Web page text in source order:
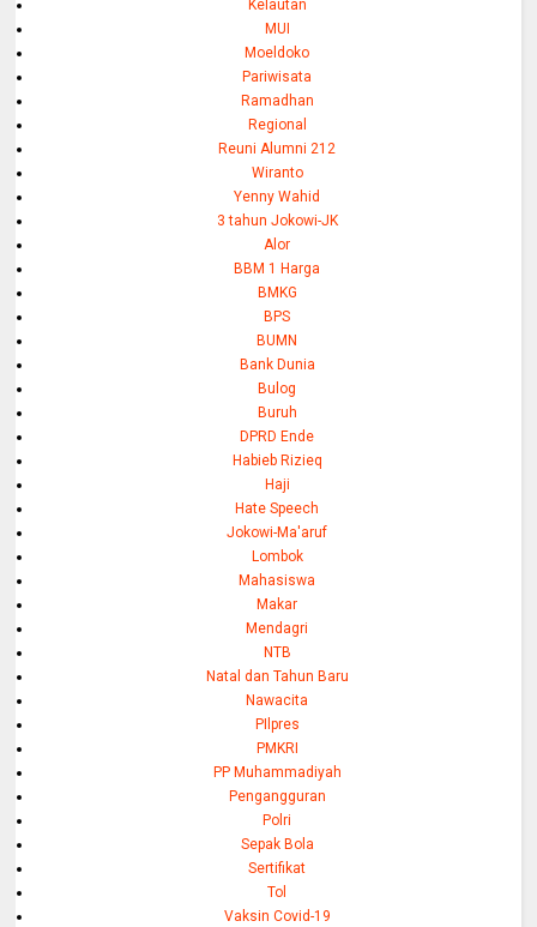
Kelautan
MUI
Moeldoko
Pariwisata
Ramadhan
Regional
Reuni Alumni 212
Wiranto
Yenny Wahid
3 tahun Jokowi-JK
Alor
BBM 1 Harga
BMKG
BPS
BUMN
Bank Dunia
Bulog
Buruh
DPRD Ende
Habieb Rizieq
Haji
Hate Speech
Jokowi-Ma'aruf
Lombok
Mahasiswa
Makar
Mendagri
NTB
Natal dan Tahun Baru
Nawacita
PIlpres
PMKRI
PP Muhammadiyah
Pengangguran
Polri
Sepak Bola
Sertifikat
Tol
Vaksin Covid-19